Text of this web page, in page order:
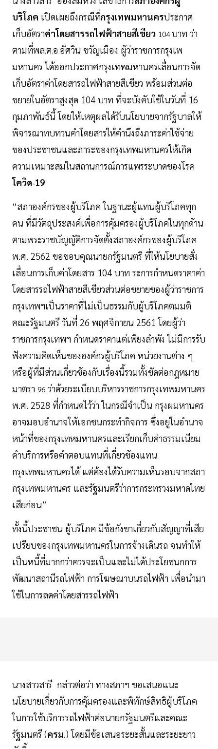
บริโภค เปิดเผยถึงกรณีที่กรุงเทพมหานครประกาศ
เก็บอัตราค่าโดยสารรถไฟฟ้าสายสีเขียว 104 บาท ว่า
ตามที่พล.ต.อ.อัศวิน ขวัญเมือง ผู้ว่าราชการกรุงเพ
มหานคร ได้ออกประกาศกรุงเทพมหานครเลื่อนการจัด
เก็บอัตราค่าโดยสารถไฟฟ้าสายสีเขียว พร้อมส่วนต่อ
ขยายในอัตราสูงสุด 104 บาท ที่จะบังคับใช้ในวันที่ 16
กุมภาพันธ์นี้ โดยให้เหตุผลได้รับนโยบายจากรัฐบาลให้
พิจารณาทบทวนคำโดยสารให้คำนึงถึงภาระค่าใช้จ่าย
ของประชาชนและภาระของกรุงเทพมหานครให้เกิด
ความเหมาะสมในสถานการณ์การแพรระบาดของโรค
โควิด-19
“สภาองค์กรของผู้บริโภค ในฐานะผู้แทนผู้บริโภคทุก
คน ที่มีวัตถุประสงค์เพื่อการคุ้มครองผู้บริโภคในทุกด้าน
ตามพระราชบัญญัติการจัดตั้งสภาองค์กรของผู้บริโภค
พ.ศ. 2562 ขอขอบคุณนายกรัฐมนตรี ที่ให้นโยบายสั่ง
เลื่อนการเก็บค่าโดยสาร 104 บาท ระการกำหนดราคาค่า
โดยสารรถไฟฟ้าสายสีเขียวส่วนต่อขยายของผู้ว่าราชการ
กรุงเทพฯเป็นราคาที่ไม่เป็นธรรมกับผู้บริโภคตมมติ
คณะรัฐมนตรี วันที่ 26 พฤศจิกายน 2561 โดยผู้ว่า
ราชการกรุงเทพฯ กำหนดราคาแต่เพียงลำพัง ไม่มีการรับ
ฟังความคิดเห็นขององค์กรผู้บริโภค หน่วยงานต่าง ๆ
หรือผู้ที่มีส่วนเกี่ยวซ้องกับเรื่องนี้รวมทั้งขัดต่อกฎหมาย
มาตรา 96 ว่าด้วยระเบียบบริหารราชการกรุงเทพมหานคร
พ.ศ. 2528 ที่กำหนดไว้ว่า ในกรณีจำเป็น กรุงผมหานคร
อาจมอบอำนาจให้เอกชนกระทำกิจการ ซึ่งอยู่ในอำนาจ
หน้าที่ของกรุงเทหมหานครและเรียกเก็บค่าธรรมเนียม
คำบริการหรือคำตอบแทนที่เกี่ยวข้องแทน
กรุงเทพมหานครได้ แต่ต้องได้รับความเห็นรอบจากสภา
กรุงเทพมหานคร และรัฐมนตรีว่าการกระทรวงมหาดไทย
เสียก่อน”
ทั้งนี้ประชาชน ผู้บริโภค มีข้อกังขาเกี่ยวกับสัญญาที่เสีย
เปรียบของกรุงเทพมหานครในการจ้างเดินรถ จนทำให้
เป็นหนี้ที่มากกว่าควรจะเป็นและไม่ได้ประโยชนกการ
พัฒนาสถานีรถไฟฟ้า การโฆษณาบนรถไฟฟ้า เพื่อนำมา
ใช้ในการลดค่าโดยสารรถไฟฟ้า
นางสาวสารี กล่าวต่อว่า ทางสภาฯ ขอเสนอแนะ
นโยบายเกี่ยวกับการคุ้มครองและพิทักษ์สิทธิผู้บริโภค
ในการใช้บริการรถไฟฟ้าต่อนายกรัฐมนตรีและคณะ
รัฐมนตรี (ครม.) โดยมีข้อเสนอระยะสั้นและระยะยาว